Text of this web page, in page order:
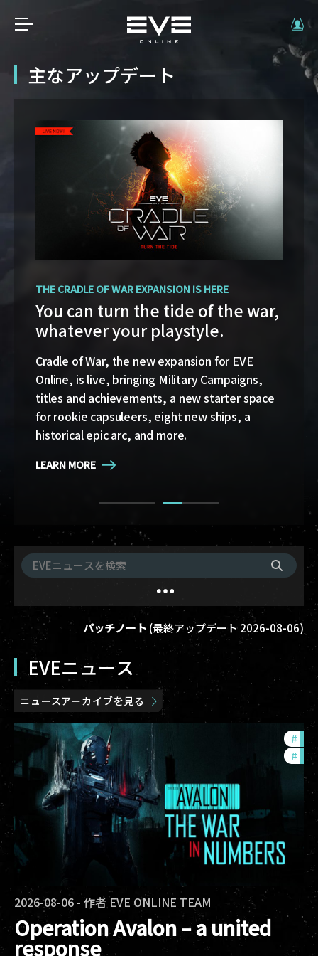
主なアップデート
OPERATION AVALON: FAQ
Ansiblex Capacitor Update
Game Design Director FC Okami is back with
more details on force projection and the
coming changes to Ansiblex Jump Bridges in
the September Major Update.
LEARN MORE
THE CRADLE OF WAR EXPANSION IS HERE
You can turn the tide of the war,
whatever your playstyle.
Cradle of War, the new expansion for EVE
Online, is live, bringing Military Campaigns,
titles and achievements, a new starter space
for rookie capsuleers, eight new ships, a
historical epic arc, and more.
LEARN MORE
パッチノート (最終アップデート2026-08-06)
EVEニュース
ニュースアーカイブを見る
#
#
2026-08-06 - 作者EVE ONLINE TEAM
Operation Avalon – a united
response